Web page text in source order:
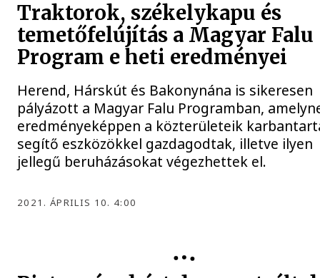
Traktorok, székelykapu és
temetőfelújítás a Magyar Falu
Program e heti eredményei
Herend, Hárskút és Bakonynána is sikeresen
pályázott a Magyar Falu Programban,
eredményeképpen a közterületeik
segítő eszközökkel gazdagodtak, illetve ilyen
jellegű beruházásokat végezhettek el.
2021. ÁPRILIS 10. 4:00